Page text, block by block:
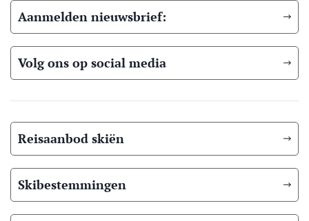
Aanmelden nieuwsbrief:
Volg ons op social media
Reisaanbod skiën
Skibestemmingen